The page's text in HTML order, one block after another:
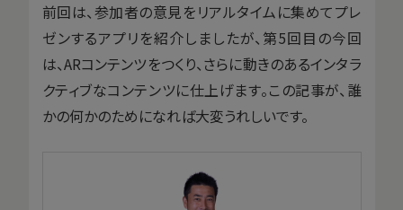
前回は、参加者の意見をリアルタイムに集めてプレ
ゼンするアプリを紹介しましたが、第5回目の今回
は、ARコンテンツをつくり、さらに動きのあるインタラ
クティブなコンテンツに仕上げます。この記事が、誰
かの何かのためになれば大変うれしいです。